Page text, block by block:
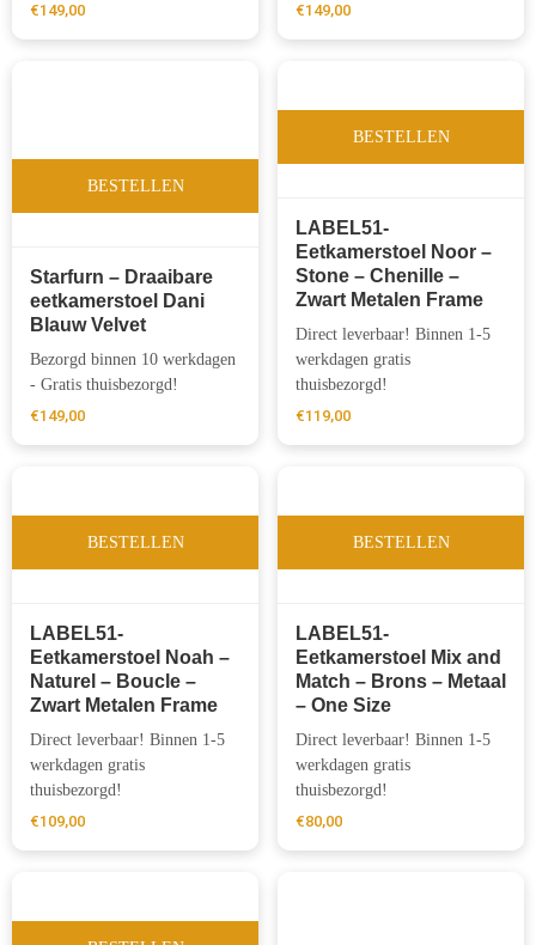
€149,00
€149,00
BESTELLEN
Starfurn – Draaibare
eetkamerstoel Dani
Blauw Velvet
Bezorgd binnen 10 werkdagen
- Gratis thuisbezorgd!
€149,00
BESTELLEN
LABEL51-
Eetkamerstoel Noor –
Stone – Chenille –
Zwart Metalen Frame
Direct leverbaar! Binnen 1-5
werkdagen gratis
thuisbezorgd!
€119,00
BESTELLEN
LABEL51-
Eetkamerstoel Noah –
Naturel – Boucle –
Zwart Metalen Frame
Direct leverbaar! Binnen 1-5
werkdagen gratis
thuisbezorgd!
€109,00
BESTELLEN
LABEL51-
Eetkamerstoel Mix and
Match – Brons – Metaal
– One Size
Direct leverbaar! Binnen 1-5
werkdagen gratis
thuisbezorgd!
€80,00